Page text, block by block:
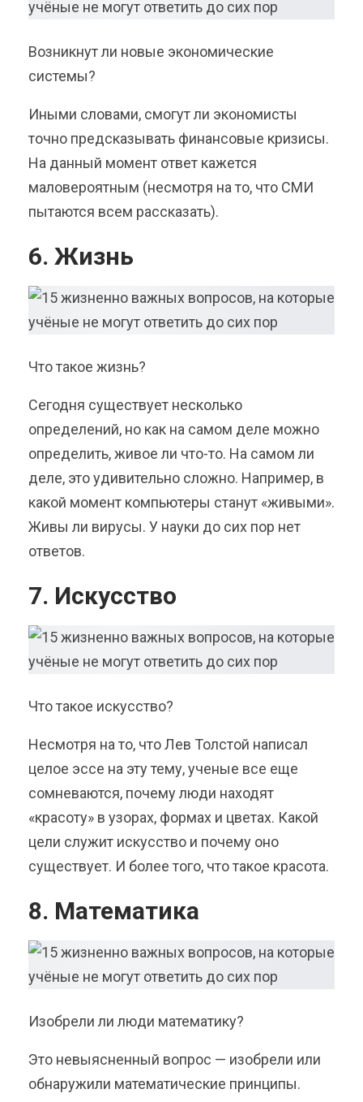
Возникнут ли новые экономические
системы?
Иными словами, смогут ли экономисты
точно предсказывать финансовые кризисы.
На данный момент ответ кажется
маловероятным (несмотря на то, что СМИ
пытаются всем рассказать).
6. Жизнь
Что такое жизнь?
Сегодня существует несколько
определений, но как на самом деле можно
определить, живое ли что-то. На самом ли
деле, это удивительно сложно. Например, в
какой момент компьютеры станут «живыми».
Живы ли вирусы. У науки до сих пор нет
ответов.
7. Искусство
Что такое искусство?
Несмотря на то, что Лев Толстой написал
целое эссе на эту тему, ученые все еще
сомневаются, почему люди находят
«красоту» в узорах, формах и цветах. Какой
цели служит искусство и почему оно
существует. И более того, что такое красота.
8. Математика
Изобрели ли люди математику?
Это невыясненный вопрос — изобрели или
обнаружили математические принципы.